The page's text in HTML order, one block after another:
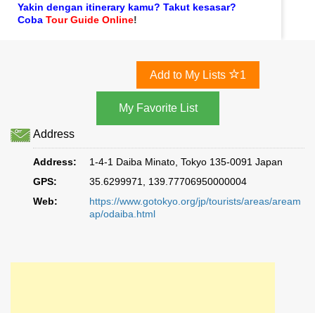
Yakin dengan itinerary kamu? Takut kesasar?
Coba Tour Guide Online!
Add to My Lists 1
Address
Address:
1-4-1 Daiba Minato, Tokyo 135-0091 Japan
GPS:
35.6299971, 139.77706950000004
Web:
https://www.gotokyo.org/jp/tourists/areas/aream
ap/odaiba.html